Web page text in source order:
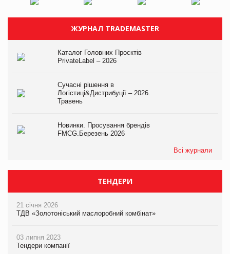
ЖУРНАЛ TRADEMASTER
Каталог Головних Проєктів
PrivateLabel – 2026
Сучасні рішення в
Логістиці&Дистрибуції – 2026.
Травень
Новинки. Просування брендів
FMCG.Березень 2026
Всі журнали
ТЕНДЕРИ
21 січня 2026
ТДВ «Золотоніський маслоробний комбінат»
03 липня 2023
Тендери компанії